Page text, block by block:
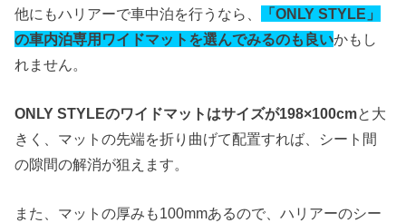
他にもハリアーで車中泊を行うなら、
「ONLY STYLE」
の車内泊専用ワイドマットを選んでみるのも良いかもし
れません。
ONLY STYLEのワイドマットはサイズが198×100cmと大
きく、マットの先端を折り曲げて配置すれば、シート間
の隙間の解消が狙えます。
また、マットの厚みも100mmあるので、ハリアーのシー